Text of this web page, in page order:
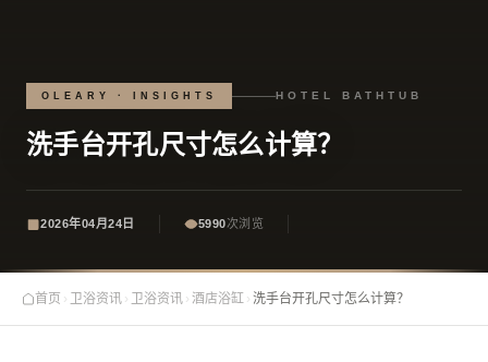
OLEARY · INSIGHTS HOTEL BATHTUB
洗手台开孔尺寸怎么计算？
2026年04月24日 5990次浏览
首页 › 卫浴资讯 › 卫浴资讯 › 酒店浴缸 › 洗手台开孔尺寸怎么计算？